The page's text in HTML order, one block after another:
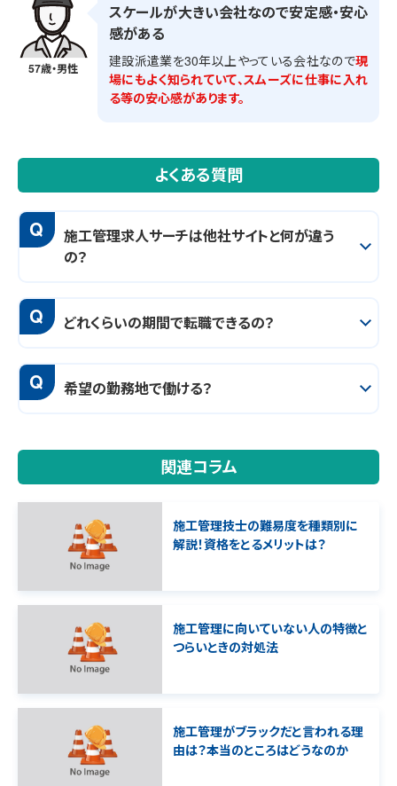
57歳・男性
スケールが大きい会社なので安定感・安心
感がある
建設派遣業を30年以上やっている会社なので現
場にもよく知られていて、スムーズに仕事に入れ
る等の安心感があります。
よくある質問
Q
施工管理求人サーチは他社サイトと何が違う
の？
Q どれくらいの期間で転職できるの？
Q 希望の勤務地で働ける？
関連コラム
施工管理技士の難易度を種類別に
解説！資格をとるメリットは？
施工管理に向いていない人の特徴と
つらいときの対処法
施工管理がブラックだと言われる理
由は？本当のところはどうなのか